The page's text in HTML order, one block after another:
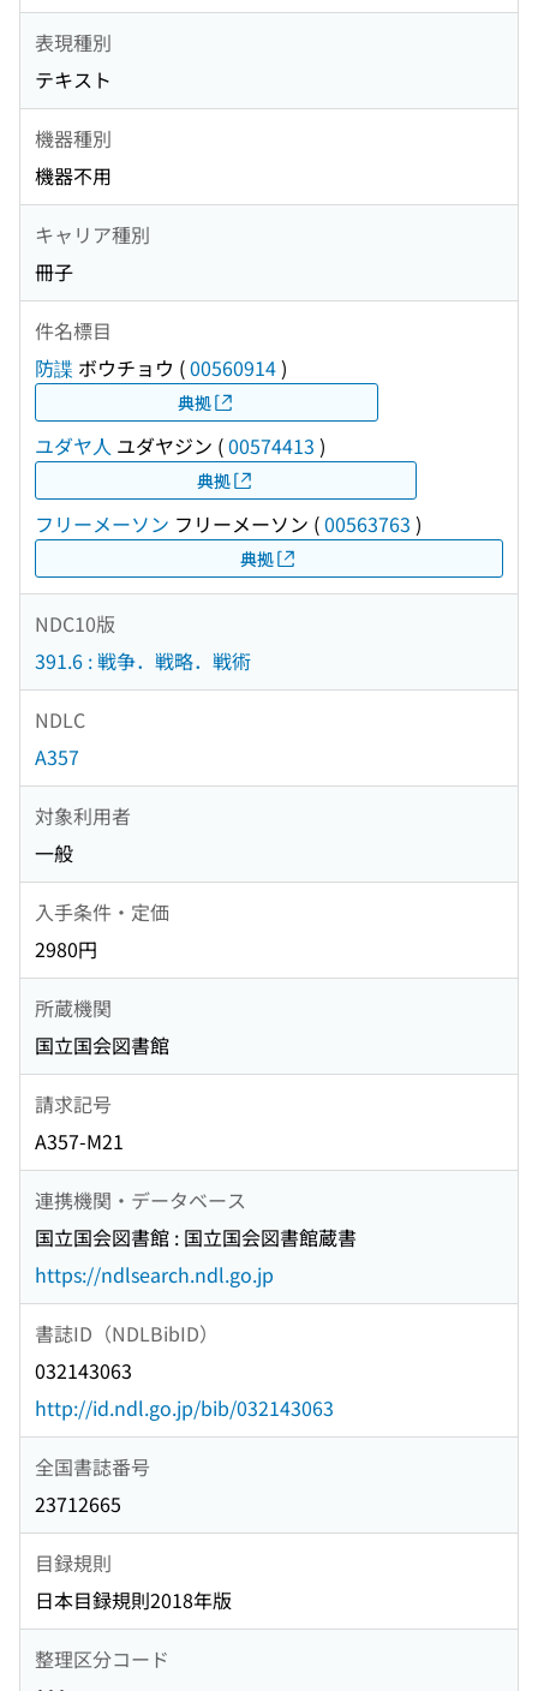
表現種別
テキスト
機器種別
機器不用
キャリア種別
冊子
件名標目
防諜 ボウチョウ (00560914)
典拠
ユダヤ人 ユダヤジン (00574413 )
典拠
フリーメーソン フリーメーソン (00563763 )
典拠
NDC10版
391.6 : 戦争．戦略．戦術
NDLC
A357
対象利用者
一般
入手条件・定価
2980円
所蔵機関
国立国会図書館
請求記号
A357-M21
連携機関・データベース
国立国会図書館 : 国立国会図書館蔵書
https://ndlsearch.ndl.go.jp
書誌ID（NDLBibID）
032143063
http://id.ndl.go.jp/bib/032143063
全国書誌番号
23712665
目録規則
日本目録規則2018年版
整理区分コード